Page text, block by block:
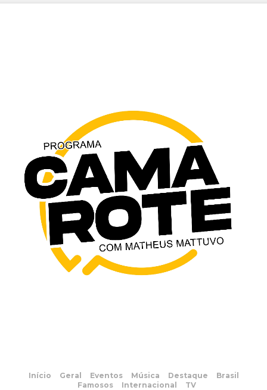
Início Geral Eventos Música Destaque
Brasil
Famosos
Internacional TV